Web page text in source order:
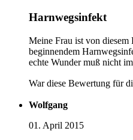
Harnwegsinfekt
Meine Frau ist von diesem
beginnendem
echte Wunder muß nicht
War diese Bewertung für
Wolfgang
01. April 2015